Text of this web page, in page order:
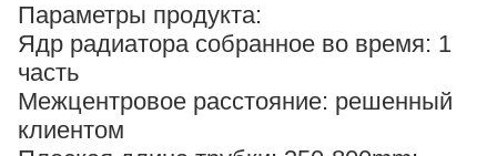
Параметры продукта:
Ядр радиатора собранное во время: 1
часть
Межцентровое расстояние: решенный
клиентом